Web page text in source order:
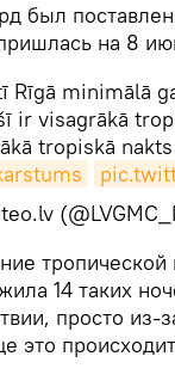
был поставлен
на 8
Rīgā minimālā
ir visagrākā
tropiskā
14 таких
просто из-
это